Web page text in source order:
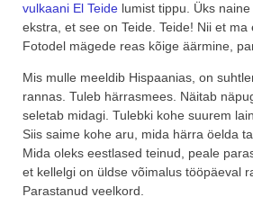
vulkaani El Teide lumist tippu. Üks
ekstra, et see on Teide. Teide! Nii et ma
Fotodel mägede reas kõige äärmine,
Mis mulle meeldib Hispaanias, on
rannas. Tuleb härrasmees. Näitab
seletab midagi. Tulebki kohe suurem
Siis saime kohe aru, mida härra öelda
Mida oleks eestlased teinud, peale
et kellelgi on üldse võimalus tööpäeval
Parastanud veelkord.